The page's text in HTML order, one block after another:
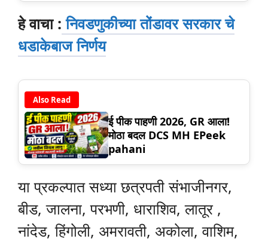
हे वाचा : निवडणुकीच्या तोंडावर सरकार चे
धडाकेबाज निर्णय
Also Read
ई पीक पाहणी 2026, GR आला!
मोठा बदल DCS MH EPeek
pahani
या प्रकल्पात सध्या छत्रपती संभाजीनगर,
बीड, जालना, परभणी, धाराशिव, लातूर ,
नांदेड, हिंगोली, अमरावती, अकोला, वाशिम,